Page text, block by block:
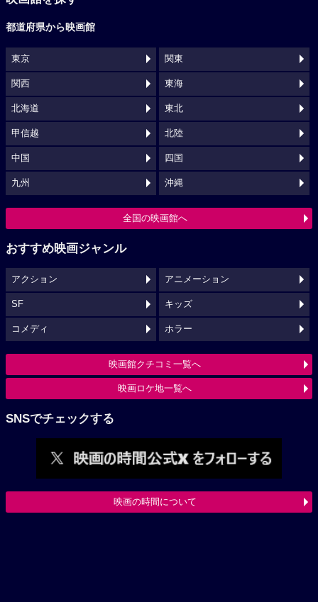
都道府県から映画館
東京 関東
関西 東海
北海道 東北
甲信越 北陸
中国 四国
九州 沖縄
全国の映画館へ
おすすめ映画ジャンル
アクション アニメーション
SF キッズ
コメディ ホラー
映画館クチコミ一覧へ
映画ロケ地一覧へ
SNSでチェックする
映画の時間について